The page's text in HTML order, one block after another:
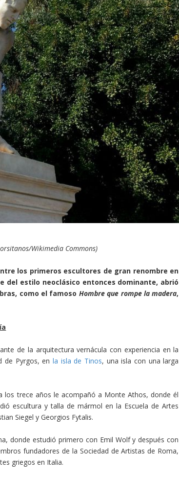
Wikimedia Commons)
los primeros escultores de gran renombre en
del estilo neoclásico entonces dominante, abrió
como el famoso Hombre que rompe la madera,
de la arquitectura vernácula con experiencia en la
de Pyrgos, enla isla de Tinos, una isla con una larga
los trece años le acompañó a Monte Athos, donde él
escultura y talla de mármol en la Escuela de Artes
Siegel y Georgios Fytalis.
donde estudió primero con Emil Wolf y después con
fundadores de la Sociedad de Artistas de Roma,
griegos en Italia.